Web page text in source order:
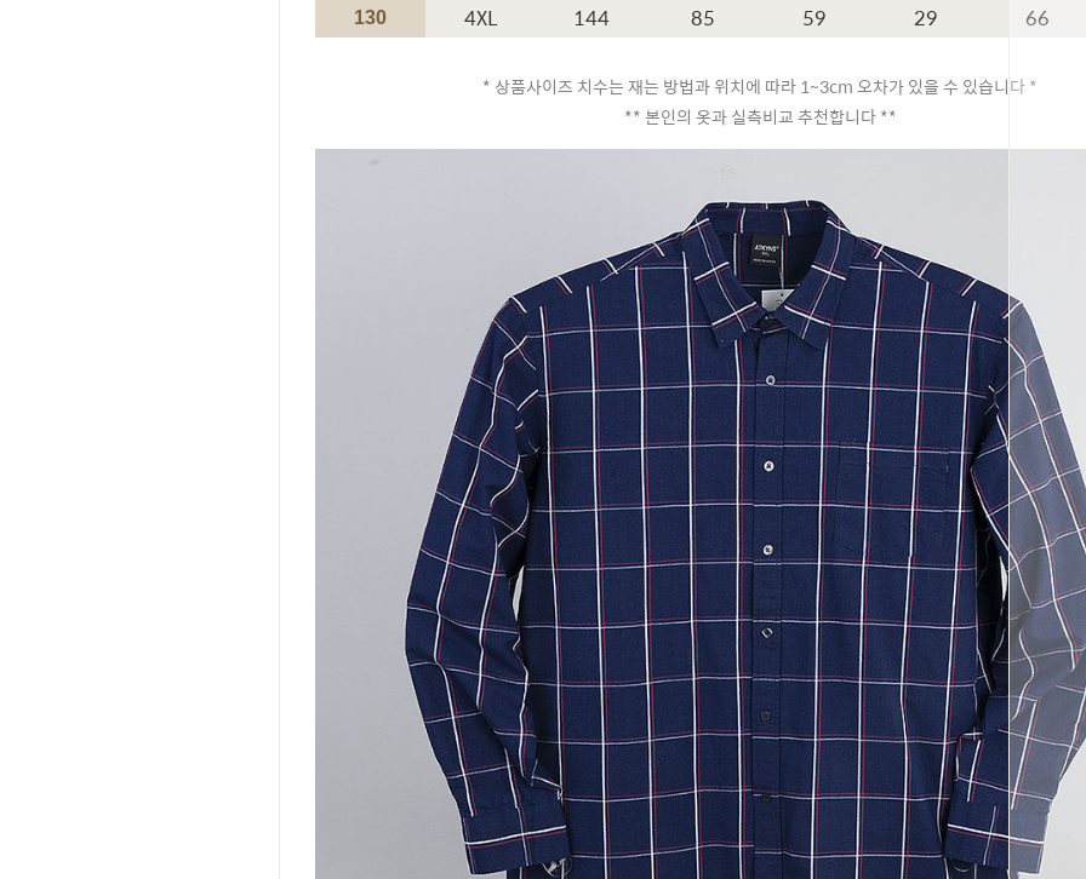
130 4XL 144 85 59 29 66
* 상품사이즈 치수는 재는 방법과 위치에 따라 1~3cm 오차가 있을 수 있습니다 *
** 본인의 옷과 실측비교 추천합니다 **